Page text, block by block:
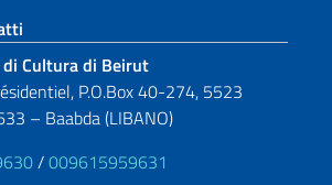
Cultura di Beirut
P.O.Box 40-274, 5523
– Baabda (LIBANO)
/009615959631